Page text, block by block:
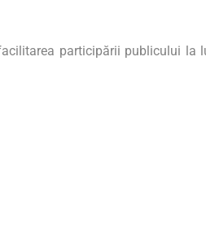
participării publicului la